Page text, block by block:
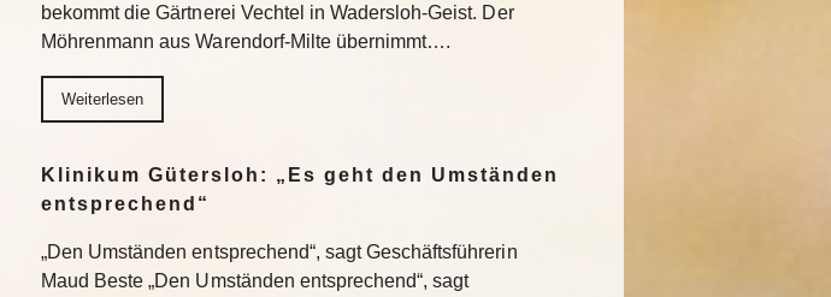
bekommt die Gärtnerei Vechtel in Wadersloh-Geist. Der
Möhrenmann aus Warendorf-Milte übernimmt….
Weiterlesen
Klinikum Gütersloh: „Es geht den Umständen
entsprechend“
„Den Umständen entsprechend“, sagt Geschäftsführerin
Maud Beste „Den Umständen entsprechend“, sagt